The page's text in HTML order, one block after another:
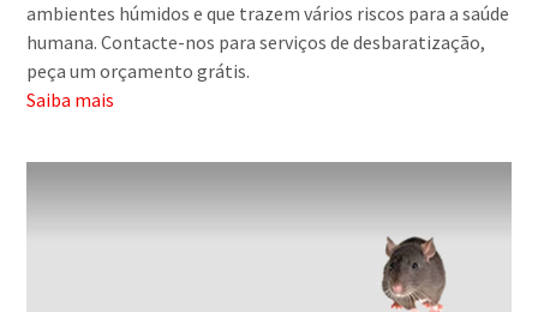
ambientes húmidos e que trazem vários riscos para a saúde
humana. Contacte-nos para serviços de desbaratização,
peça um orçamento grátis.
Saiba mais